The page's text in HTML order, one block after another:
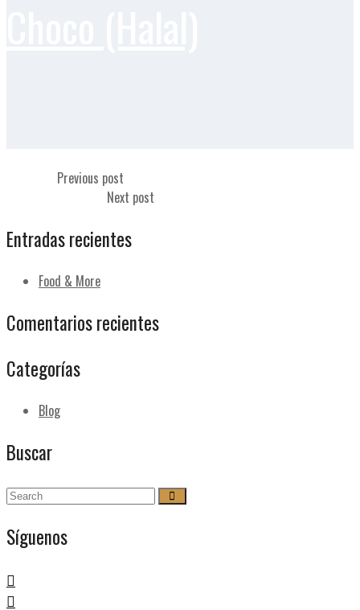
Previous post
Next post
Entradas recientes
Food & More
Comentarios recientes
Categorías
Blog
Buscar
Síguenos